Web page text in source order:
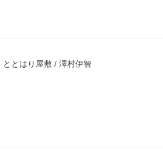
ととはり屋敷 / 澤村伊智